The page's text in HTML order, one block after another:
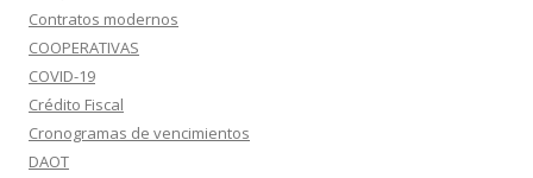
Contratos modernos
COOPERATIVAS
COVID-19
Crédito Fiscal
Cronogramas de vencimientos
DAOT